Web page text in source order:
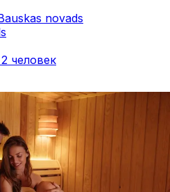
novads
человек